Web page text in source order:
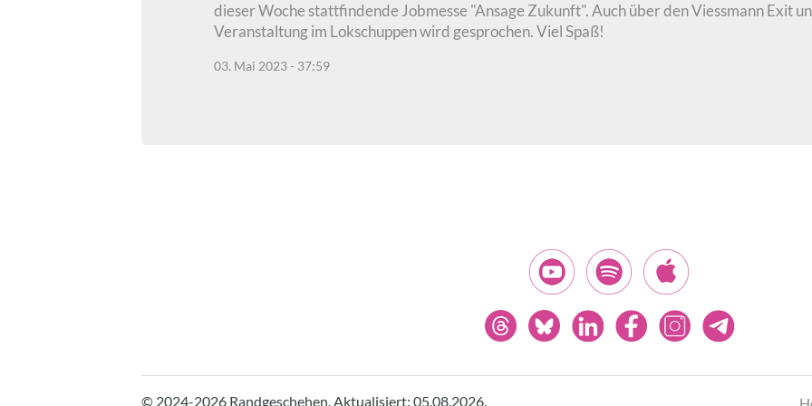
dieser Woche stattfindende Jobmesse "Ansage Zukunft". Auch über den Viessmann Exit
Veranstaltung im Lokschuppen wird gesprochen. Viel Spaß!
03. Mai 2023 - 37:59
© 2024-2026 Randgeschehen. Aktualisiert: 05.08.2026.